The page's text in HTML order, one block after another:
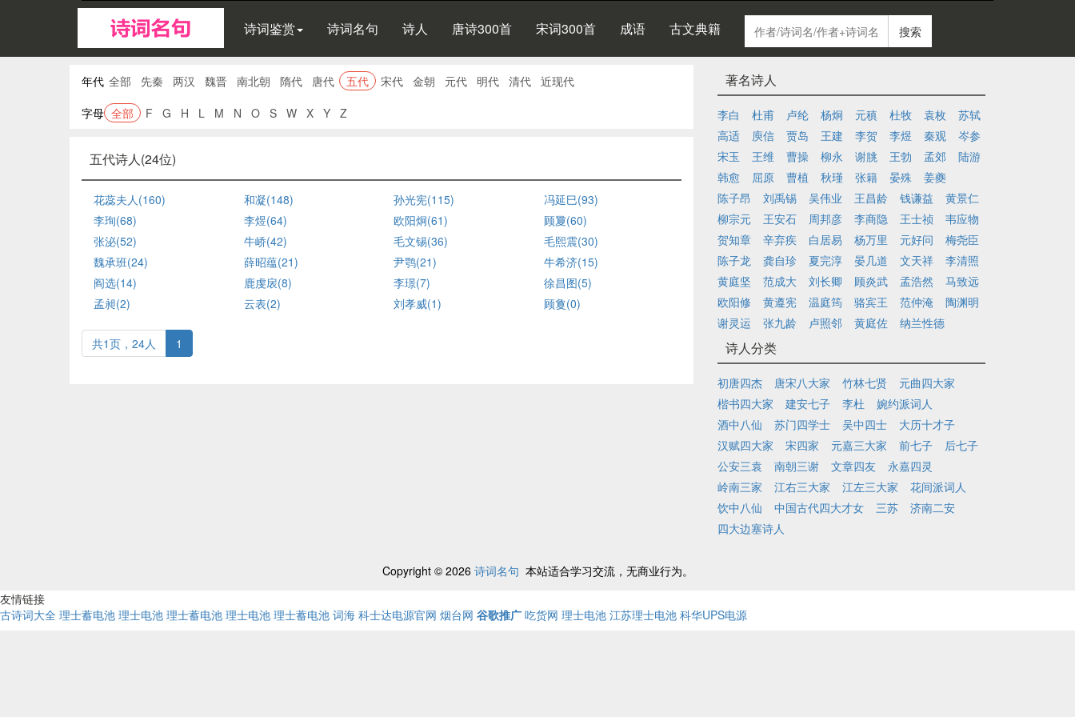
诗词鉴赏 诗词名句 诗人 唐诗300首 宋词300首 成语 古文典籍 搜索
年代 全部 先秦 两汉 魏晋 南北朝 隋代 唐代 五代 宋代 金朝 元代 明代 清代 近现代
字母 全部 F G H L M N O S W X Y Z
五代诗人(24位)
花蕊夫人(160) 和凝(148) 孙光宪(115)
冯延巳(93)
李珣(68)
李煜(64) 欧阳炯(61)
顾夐(60)
张泌(52)
牛峤(42) 毛文锡(36)
毛熙震(30)
魏承班(24)
薛昭蕴(21) 尹鹗(21)
牛希济(15)
阎选(14)
鹿虔扆(8) 李璟(7)
徐昌图(5)
孟昶(2)
云表(2) 刘孝威(1) 顾敻(0)
共1页，24人 1
著名诗人
李白 杜甫 卢纶 杨炯 元稹 杜牧 袁枚
苏轼
高适
庾信 贾岛 王建 李贺 李煜 秦观
岑参
宋玉
王维 曹操 柳永 谢朓 王勃 孟郊
陆游
韩愈
屈原 曹植 秋瑾 张籍 晏殊
姜夔
陈子昂
刘禹锡 吴伟业 王昌龄 钱谦益
黄景仁
柳宗元
王安石 周邦彦 李商隐 王士祯
韦应物
贺知章
辛弃疾 白居易 杨万里 元好问
梅尧臣
陈子龙
龚自珍 夏完淳 晏几道 文天祥
李清照
黄庭坚
范成大 刘长卿 顾炎武 孟浩然
马致远
欧阳修
黄遵宪 温庭筠 骆宾王 范仲淹
陶渊明
谢灵运
张九龄 卢照邻 黄庭佐 纳兰性德
诗人分类
初唐四杰 唐宋八大家 竹林七贤
元曲四大家
楷书四大家
建安七子 李杜
婉约派词人
酒中八仙
苏门四学士 吴中四士
大历十才子
汉赋四大家
宋四家 元嘉三大家 前七子
后七子
公安三袁
南朝三谢 文章四友
永嘉四灵
岭南三家
江右三大家 江左三大家
花间派词人
饮中八仙
中国古代四大才女 三苏
济南二安
四大边塞诗人
Copyright © 2026 诗词名句 本站适合学习交流，无商业行为。
友情链接
古诗词大全 理士蓄电池 理士电池 理士蓄电池 理士电池 理士蓄电池 词海 科士达电源官网 烟台网 谷歌推广 吃货网 理士电池 江苏理士电池 科华UPS电源